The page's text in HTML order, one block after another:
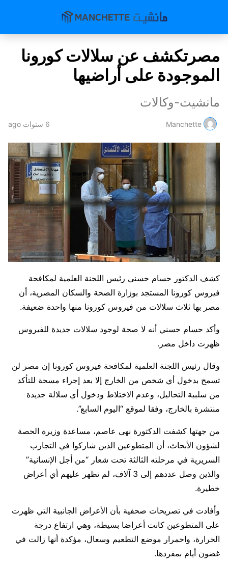
مصرتكشف عن سلالات كورونا
الموجودة على أراضيها
مانشيت-وكالات
Manchette 6 سنوات ago
كشف الدكتور حسام حسني رئيس اللجنة العلمية لمكافحة
فيروس كورونا المستجد بوزارة الصحة والسكان المصرية، أن
مصر بها ثلاث سلالات من فيروس كورونا منها واحدة ضعيفة.
وأكد حسام حسني أنه لا صحة لوجود سلالات جديدة للفيروس
ظهرت داخل مصر.
وقال رئيس اللجنة العلمية لمكافحة فيروس كورونا إن مصر لن
تسمح بدخول أي شخص من الخارج إلا بعد إجراء مسحة للتأكد
من سلبية التحاليل، وعدم الاختلاط ودخول أي سلالة جديدة
منتشرة بالخارج، وفقا لموقع “اليوم السابع”.
من جهتها كشفت الدكتورة نهى عاصم، مساعدة وزيرة الحصة
لشؤون الأبحاث، أن المتطوعين الذين شاركوا في التجارب
السريرية في مرحلته الثالثة تحت شعار “من أجل الإنسانية”
والذين وصل عددهم إلى 3 آلاف، لم تظهر عليهم أي أعراض
خطيرة.
وأفادت في تصريحات صحفية بأن الأعراض الجانبية التي ظهرت
على المتطوعين كانت أعراضا بسيطة، وهي ارتفاع درجة
الحرارة، واحمرار موضع التطعيم وسعال، مؤكدة أنها زالت في
غضون أيام بمفردها.